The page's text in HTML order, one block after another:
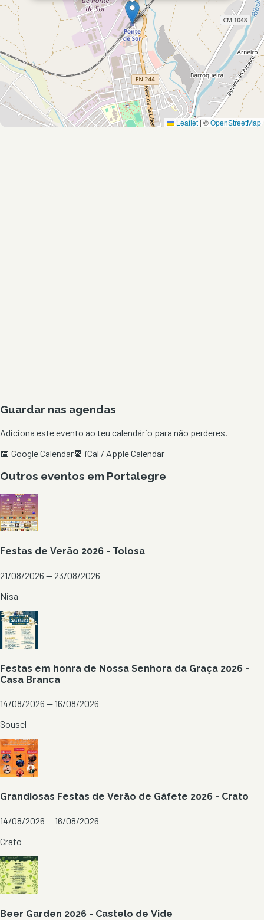
Leaflet | ©OpenStreetMap
Guardar nas agendas
Adiciona este evento ao teu calendário para não perderes.
📅 Google Calendar📆 iCal / Apple Calendar
Outros eventos em Portalegre
Festas de Verão 2026 - Tolosa
21/08/2026 — 23/08/2026
Nisa
Festas em honra de Nossa Senhora da Graça 2026 -
Casa Branca
14/08/2026 — 16/08/2026
Sousel
Grandiosas Festas de Verão de Gáfete 2026 - Crato
14/08/2026 — 16/08/2026
Crato
Beer Garden 2026 - Castelo de Vide